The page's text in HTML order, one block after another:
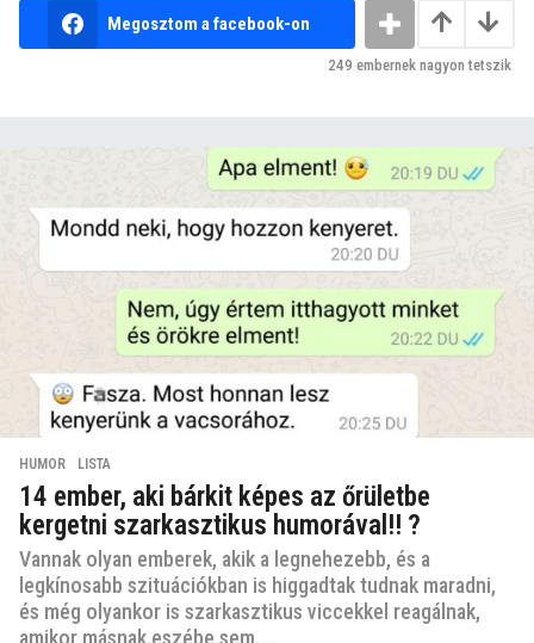
Megosztom a facebook-on
249 embernek nagyon tetszik
HUMOR ,LISTA
14 ember, aki bárkit képes az őrületbe
kergetni szarkasztikus humorával!! ?
Vannak olyan emberek, akik a legnehezebb, és a
legkínosabb szituációkban is higgadtak tudnak maradni,
és még olyankor is szarkasztikus viccekkel reagálnak,
amikor másnak eszébe sem...